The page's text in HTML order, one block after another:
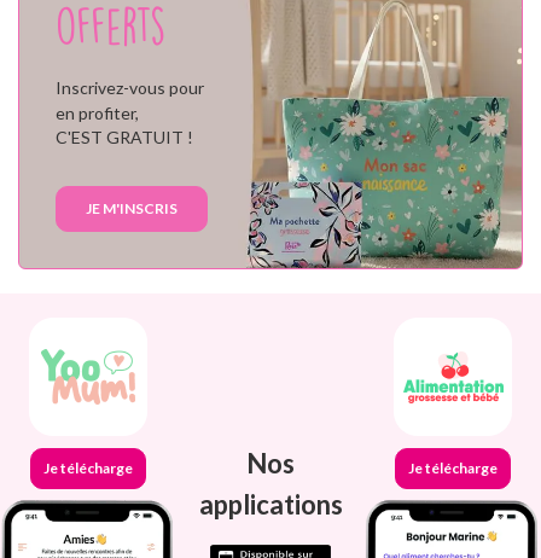
offerts
Inscrivez-vous pour
en profiter,
C'EST GRATUIT !
JE M'INSCRIS
Je télécharge
Nos
applications
Je télécharge